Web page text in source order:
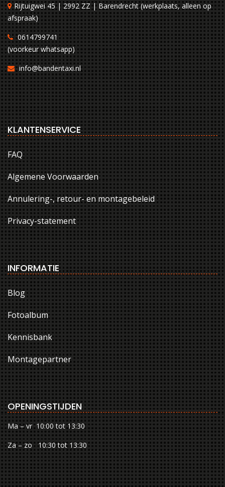
Rijtuigwei 45 | 2992 ZZ | Barendrecht (werkplaats, alleen op
afspraak)
0614799741
(voorkeur whatsapp)
info@bandentaxi.nl
KLANTENSERVICE
FAQ
Algemene Voorwaarden
Annulering-, retour- en montagebeleid
Privacy-statement
INFORMATIE
Blog
Fotoalbum
Kennisbank
Montagepartner
OPENINGSTIJDEN
Ma – vr 10:00 tot 13:30
Za – zo 10:30 tot 13:30